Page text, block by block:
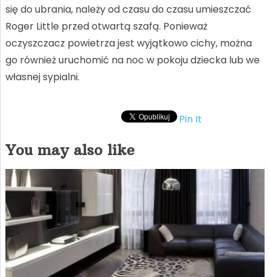
się do ubrania, należy od czasu do czasu umieszczać
Roger Little przed otwartą szafą. Ponieważ
oczyszczacz powietrza jest wyjątkowo cichy, można
go również uruchomić na noc w pokoju dziecka lub we
własnej sypialni.
Pin It
You may also like